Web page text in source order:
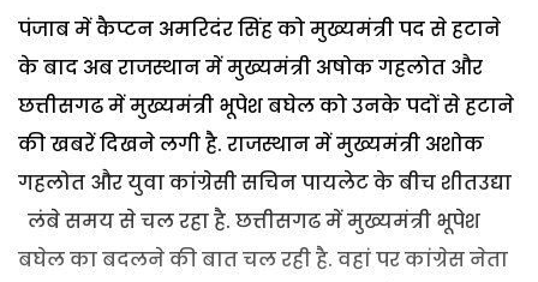
पंजाब में कैप्टन अमरिदंर सिंह को मुख्यमंत्री पद से हटाने
के बाद अब राजस्थान में मुख्यमंत्री अषोक गहलोत और
छत्तीसगढ में मुख्यमंत्री भूपेश बघेल को उनके पदों से हटाने
की खबरें दिखने लगी है. राजस्थान में मुख्यमंत्री अशोक
गहलोत और युवा कांग्रेसी सचिन पायलेट के बीच शीतउद्या
लंबे समय से चल रहा है. छत्तीसगढ में मुख्यमंत्री भूपेश
बघेल का बदलने की बात चल रही है. वहां पर कांग्रेस नेता